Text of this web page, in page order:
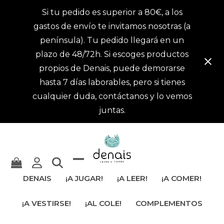
Si tu pedido es superior a 80€, a los
gastos de envío te invitamos nosotras (a
península). Tu pedido llegará en un
plazo de 48/72h. Si escoges productos
propios de Denais, puede demorarse
hasta 7 días laborables, pero si tienes
cualquier duda, contáctanos y lo vemos
juntas.
ocultar
móvil
DENAIS ¡A JUGAR! ¡A LEER! ¡A COMER!
¡A VESTIRSE! ¡AL COLE! COMPLEMENTOS